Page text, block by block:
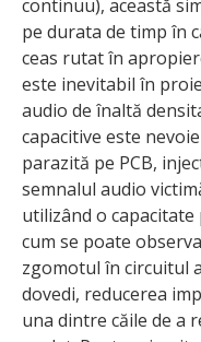
continuu), această
pe durata de timp în
ceas rutat în
este inevitabil în
audio de înaltă
capacitive este
parazită pe PCB,
semnalul audio
utilizând o capacitate
cum se poate
zgomotul în circuitul
dovedi, reducerea
una dintre căile de a